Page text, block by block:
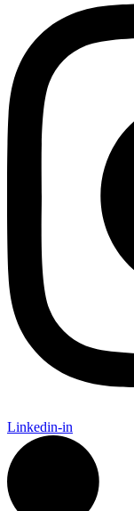
Linkedin-in